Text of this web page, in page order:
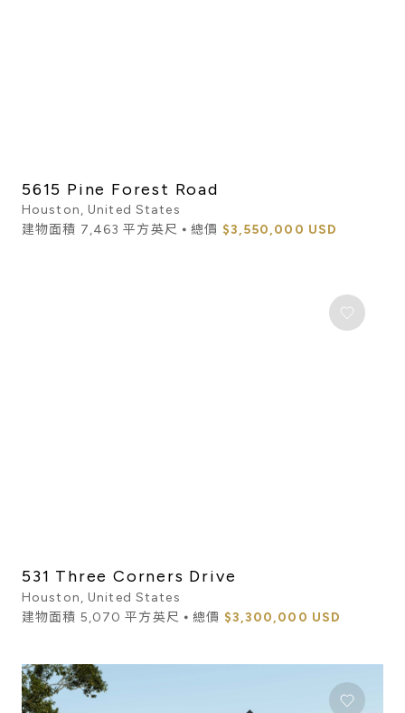
5615 Pine Forest Road
Houston, United States
建物面積 7,463 平方英尺 ⦁ 總價 $3,550,000 USD
531 Three Corners Drive
Houston, United States
建物面積 5,070 平方英尺 ⦁ 總價 $3,300,000 USD